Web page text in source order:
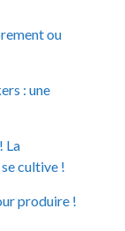
ou
: une
La
cultive !
produire !